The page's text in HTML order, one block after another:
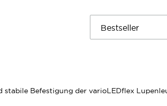
stabile Befestigung der varioLEDflex